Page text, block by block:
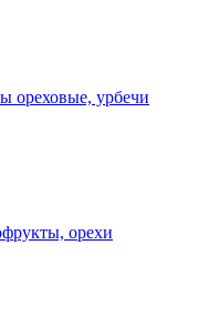
ореховые, урбечи
орехи